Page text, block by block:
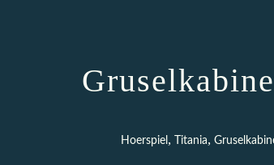
Hoerspiel, Titania,